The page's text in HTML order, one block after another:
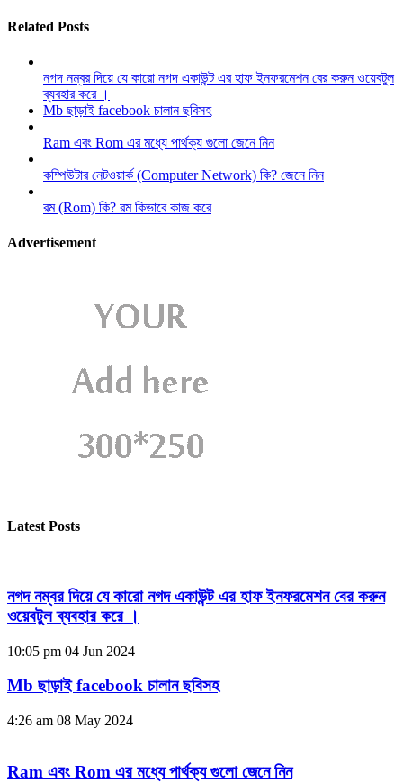
Related Posts
নগদ নম্বর দিয়ে যে কারো নগদ একাউন্ট এর হাফ ইনফরমেশন বের করুন ওয়েবটুল
ব্যবহার করে ।
Mb ছাড়াই facebook চালান ছবিসহ
Ram এবং Rom এর মধ্যে পার্থক্য গুলো জেনে নিন
কম্পিউটার নেটওয়ার্ক (Computer Network) কি? জেনে নিন
রম (Rom) কি? রম কিভাবে কাজ করে
Advertisement
Latest Posts
নগদ নম্বর দিয়ে যে কারো নগদ একাউন্ট এর হাফ ইনফরমেশন বের করুন
ওয়েবটুল ব্যবহার করে ।
10:05 pm 04 Jun 2024
Mb ছাড়াই facebook চালান ছবিসহ
4:26 am 08 May 2024
Ram এবং Rom এর মধ্যে পার্থক্য গুলো জেনে নিন